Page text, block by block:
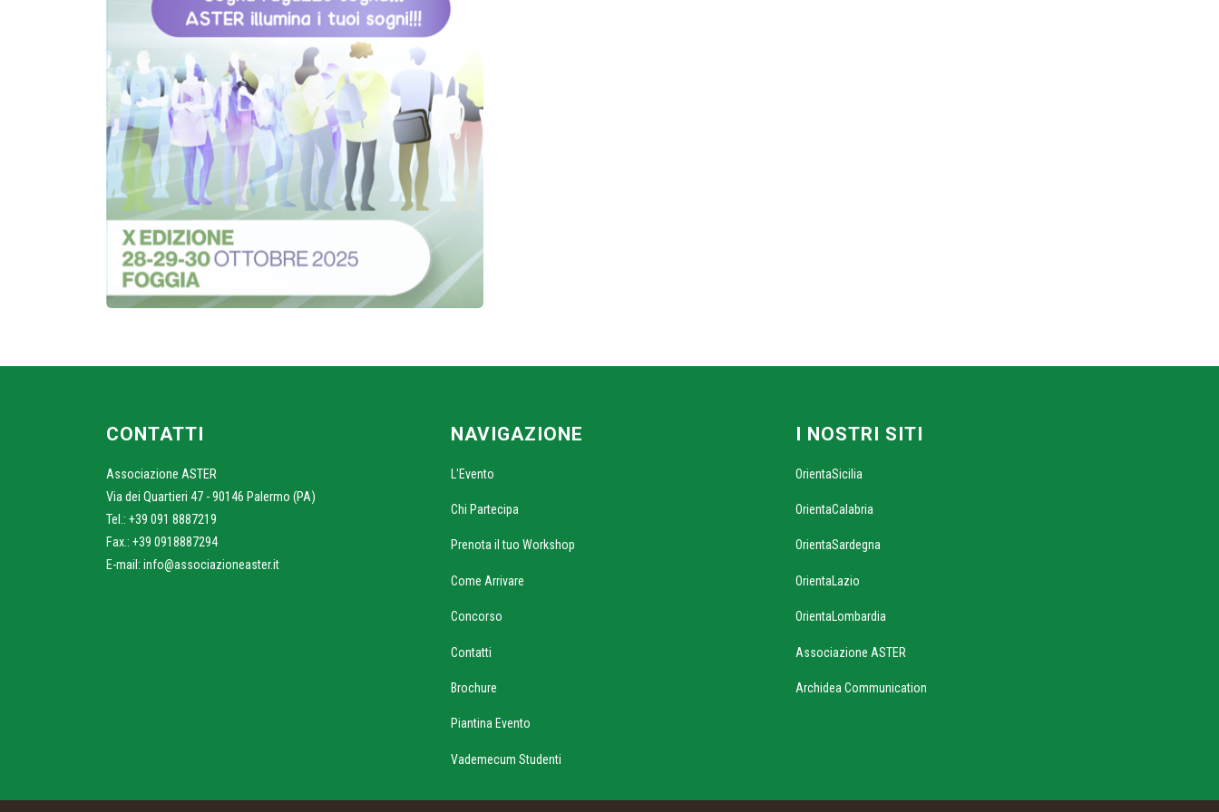
CONTATTI
Associazione ASTER
Via dei Quartieri 47 - 90146 Palermo (PA)
Tel.: +39 091 8887219
Fax.: +39 0918887294
E-mail: info@associazioneaster.it
NAVIGAZIONE
L'Evento
Chi Partecipa
Prenota il tuo Workshop
Come Arrivare
Concorso
Contatti
Brochure
Piantina Evento
Vademecum Studenti
I NOSTRI SITI
OrientaSicilia
OrientaCalabria
OrientaSardegna
OrientaLazio
OrientaLombardia
Associazione ASTER
Archidea Communication